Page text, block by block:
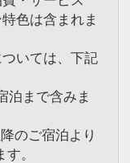
色は含まれま
いては、下記
泊まで含みま
のご宿泊より
。